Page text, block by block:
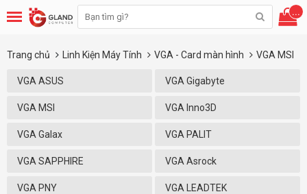
...
Trang chủ Linh Kiện Máy Tính VGA - Card màn hình VGA MSI
VGA ASUS VGA Gigabyte
VGA MSI VGA Inno3D
VGA Galax VGA PALIT
VGA SAPPHIRE VGA Asrock
VGA PNY VGA LEADTEK